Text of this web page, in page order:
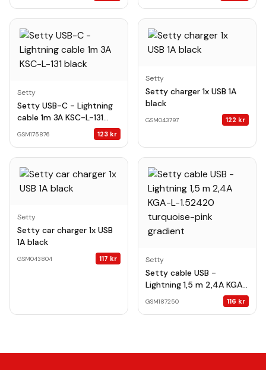
Setty
Setty USB-C - Lightning
cable 1m 3A KSC-L-131
GSM175876 123 kr
Setty
Setty charger 1x USB 1A
black
GSM043797 122 kr
Setty
Setty car charger 1x USB
1A black
GSM043804 117 kr Setty
Setty cable USB -
Lightning 1,5 m 2,4A KGA-
L-1.52420 turquoise-pink
GSM187250 116 kr